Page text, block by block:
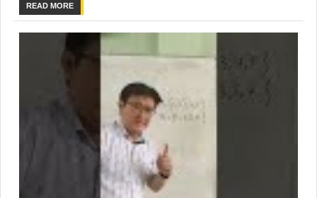
READ MORE